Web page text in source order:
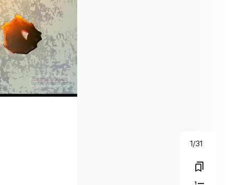
1/31